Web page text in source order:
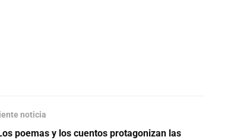
noticia
poemas y los cuentos protagonizan las